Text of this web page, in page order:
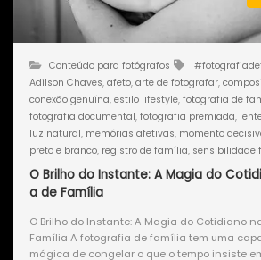
Conteúdo para fotógrafos
Adilson Chaves, afeto, arte de fotografar,
conexão genuína, estilo lifestyle, fotografia de
fotografia documental, fotografia premiada,
luz natural, memórias afetivas, momento
preto e branco, registro de família, sensibilidade
O Brilho do Instante: A Magia do
a de Família
O Brilho do Instante: A Magia do Cotidiano
Família A fotografia de família tem uma
mágica de congelar o que o tempo insiste